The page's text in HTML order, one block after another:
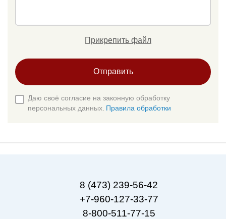
Прикрепить файл
Отправить
Даю своё согласие на законную обработку
персональных данных. Правила обработки
8 (473) 239-56-42
+7-960-127-33-77
8-800-511-77-15